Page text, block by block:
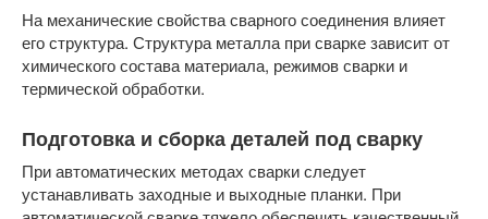
На механические свойства сварного соединения влияет
его структура. Структура металла при сварке зависит от
химического состава материала, режимов сварки и
термической обработки.
Подготовка и сборка деталей под сварку
При автоматических методах сварки следует
устанавливать заходные и выходные планки. При